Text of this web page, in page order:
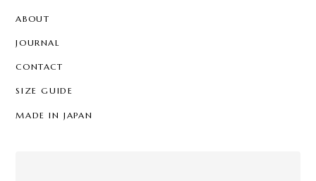
ABOUT
JOURNAL
CONTACT
SIZE GUIDE
MADE IN JAPAN